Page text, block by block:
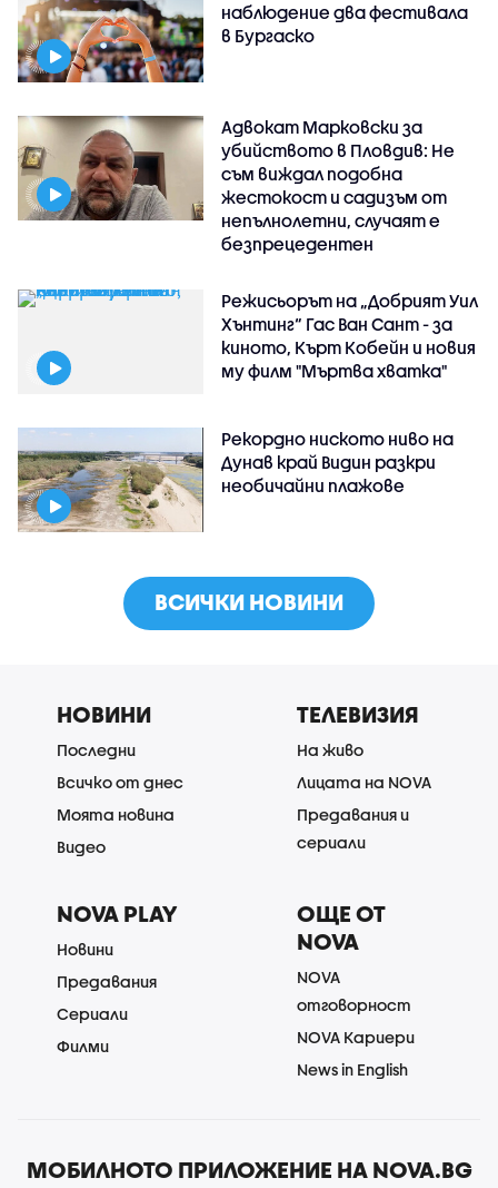
наблюдение два фестивала
в Бургаско
Адвокат Марковски за
убийството в Пловдив: Не
съм виждал подобна
жестокост и садизъм от
непълнолетни, случаят е
безпрецедентен
Режисьорът на „Добрият Уил
Хънтинг“ Гас Ван Сант - за
киното, Кърт Кобейн и новия
му филм "Мъртва хватка"
Рекордно ниското ниво на
Дунав край Видин разкри
необичайни плажове
ВСИЧКИ НОВИНИ
НОВИНИ
Последни
Всичко от днес
Моята новина
Видео
ТЕЛЕВИЗИЯ
На живо
Лицата на NOVA
Предавания и
сериали
NOVA PLAY
Новини
Предавания
Сериали
Филми
ОЩЕ ОТ
NOVA
NOVA
отговорност
NOVA Кариери
News in English
МОБИЛНОТО ПРИЛОЖЕНИЕ НА NOVA.BG